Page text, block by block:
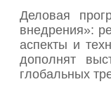
Деловая
внедрения»:
аспекты и
дополнят
глобальных